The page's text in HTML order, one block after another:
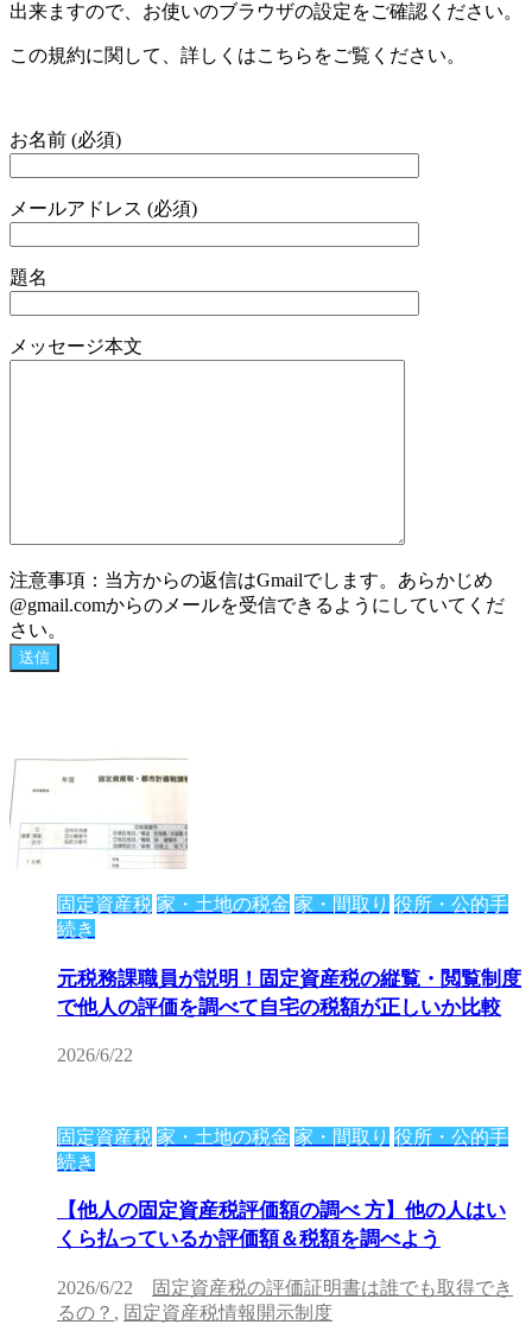
出来ますので、お使いのブラウザの設定をご確認ください。
この規約に関して、詳しくはこちらをご覧ください。
お名前 (必須)
メールアドレス (必須)
題名
メッセージ本文
注意事項：当方からの返信はGmailでします。あらかじめ
@gmail.comからのメールを受信できるようにしていてくだ
さい。
固定資産税 家・土地の税金 家・間取り 役所・公的手
続き
元税務課職員が説明！固定資産税の縦覧・閲覧制度
で他人の評価を調べて自宅の税額が正しいか比較
2026/6/22
固定資産税 家・土地の税金 家・間取り 役所・公的手
続き
【他人の固定資産税評価額の調べ 方】他の人はい
くら払っているか評価額＆税額を調べよう
2026/6/22
固定資産税の評価証明書は誰でも取得でき
るの？ , 固定資産税情報開示制度